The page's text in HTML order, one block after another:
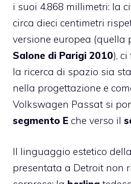
i suoi 4.868 millimetri: la
circa dieci centimetri
versione europea (quella
Salone di Parigi 2010),
la ricerca di spazio sia
nella progettazione e
Volkswagen Passat si
segmento E che verso il
Il linguaggio estetico della
presentata a Detroit non